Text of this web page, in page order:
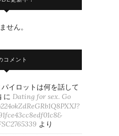
せん。
コメント
イロットは何を話して
に Dating for sex. Go
より